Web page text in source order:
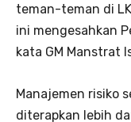
teman-teman di
ini mengesahkan
kata GM Manstrat
Manajemen risiko
diterapkan lebih